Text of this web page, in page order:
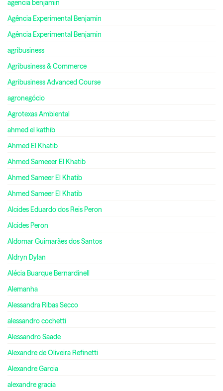
agencia benjamin
Agência Experimental Benjamin
Agência Experimental Benjamin
agribusiness
Agribusiness & Commerce
Agribusiness Advanced Course
agronegócio
Agrotexas Ambiental
ahmed el kathib
Ahmed El Khatib
Ahmed Sameeer El Khatib
Ahmed Sameer El Khatib
Ahmed Sameer El Khatib
Alcides Eduardo dos Reis Peron
Alcides Peron
Aldomar Guimarães dos Santos
Aldryn Dylan
Alécia Buarque Bernardinell
Alemanha
Alessandra Ribas Secco
alessandro cochetti
Alessandro Saade
Alexandre de Oliveira Refinetti
Alexandre Garcia
alexandre gracia